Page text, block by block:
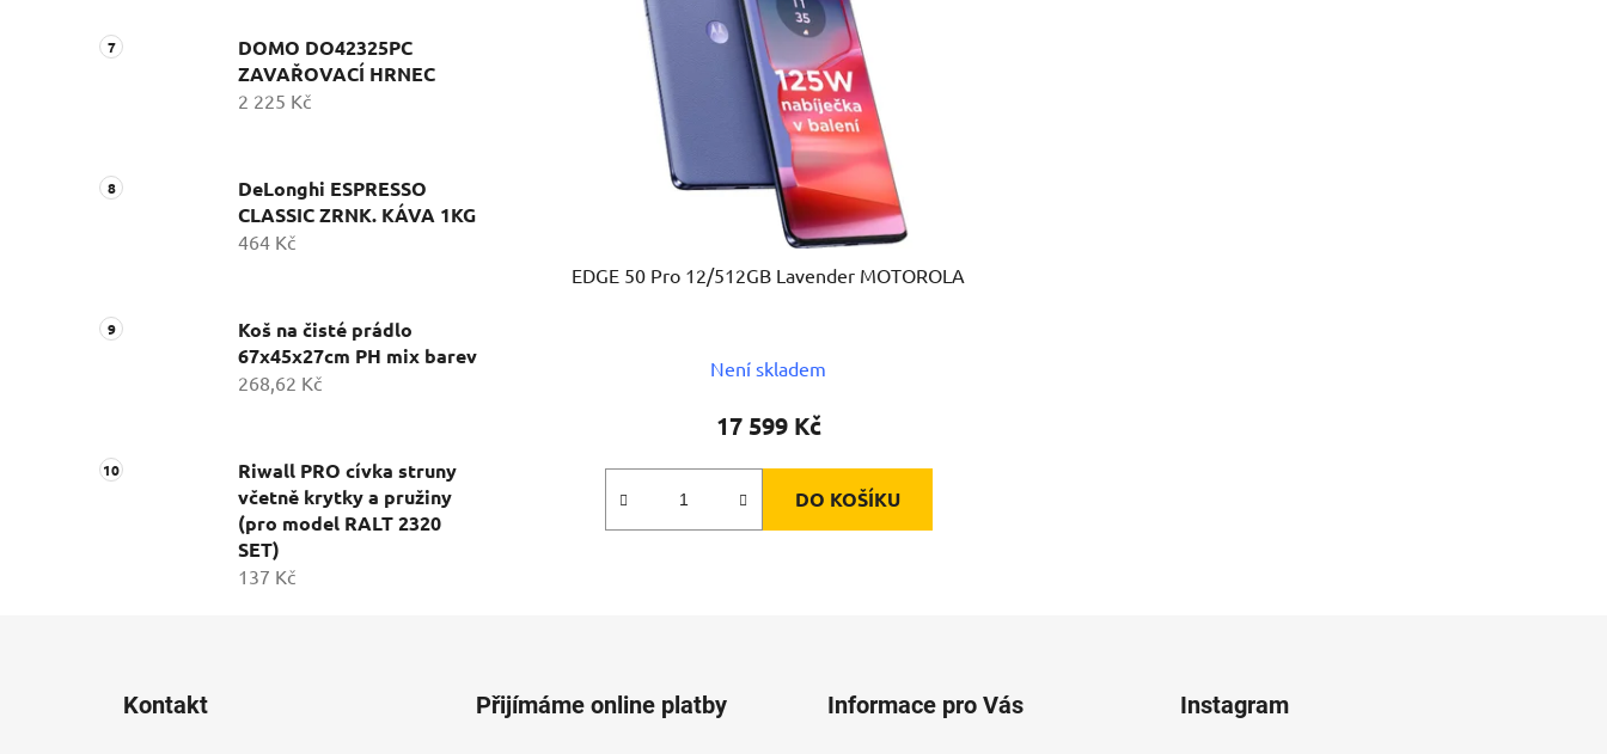
DOMO DO42325PC
ZAVAŘOVACÍ HRNEC
2 225 Kč
DeLonghi ESPRESSO
CLASSIC ZRNK. KÁVA 1KG
464 Kč
Koš na čisté prádlo
67x45x27cm PH mix barev
268,62 Kč
Riwall PRO cívka struny
včetně krytky a pružiny
(pro model RALT 2320
SET)
137 Kč
EDGE 50 Pro 12/512GB Lavender MOTOROLA
Není skladem
17 599 Kč
DO KOŠÍKU
Kontakt Přijímáme online platby Informace pro Vás Instagram